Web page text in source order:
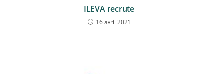
ILEVA recrute
16 avril 2021